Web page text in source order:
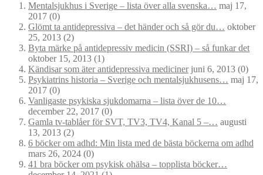
Mentalsjukhus i Sverige – lista över alla svenska… maj 17,
2017 (0)
Glömt ta antidepressiva – det händer och så gör du… oktober
25, 2013 (2)
Byta märke på antidepressiv medicin (SSRI) – så funkar det
oktober 15, 2013 (1)
Kändisar som äter antidepressiva medicinerjuni 6, 2013 (0)
Psykiatrins historia – Sverige och mentalsjukhusens… maj 17,
2017 (0)
Vanligaste psykiska sjukdomarna – lista över de 10…
december 22, 2017 (0)
Gamla tv-tablåer för SVT, TV3, TV4, Kanal 5 –… augusti
13, 2013 (2)
6 böcker om adhd: Min lista med de bästa böckerna om adhd
mars 26, 2024 (0)
41 bra böcker om psykisk ohälsa – topplista böcker…